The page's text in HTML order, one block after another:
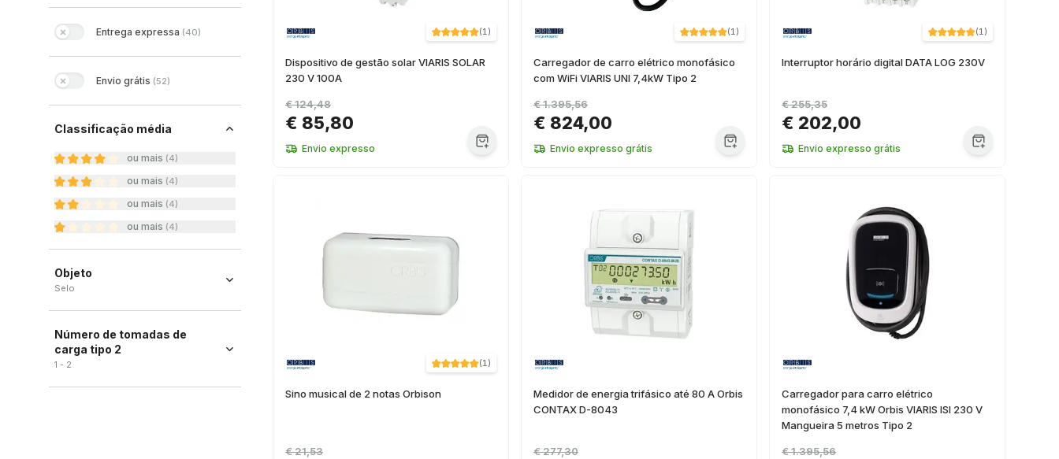
Entrega expressa (40)
Envio grátis (52)
Classificação média
ou mais (4)
ou mais (4)
ou mais (4)
ou mais (4)
Objeto
Selo
Número de tomadas de
carga tipo 2
1 - 2
(1)
Dispositivo de gestão solar VIARIS SOLAR
230 V 100A
€ 85,80
€ 124,48
Envio expresso
(1)
Carregador de carro elétrico monofásico
com WiFi VIARIS UNI 7,4kW Tipo 2
€ 824,00
€ 1.395,56
Envio expresso grátis
(1)
Interruptor horário digital DATA LOG 230V
€ 202,00
€ 255,35
Envio expresso grátis
(1)
Sino musical de 2 notas Orbison
€ 21,53
Medidor de energia trifásico até 80 A Orbis
CONTAX D-8043
€ 277,30
Carregador para carro elétrico
monofásico 7,4 kW Orbis VIARIS ISI 230 V
Mangueira 5 metros Tipo 2
€ 1.395,56